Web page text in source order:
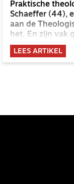
Praktische
Schaeffer (44),
aan de
het. En zijn vak
de kerk, over
moet zijn. In
kerk en de kerk
LEES ARTIKEL